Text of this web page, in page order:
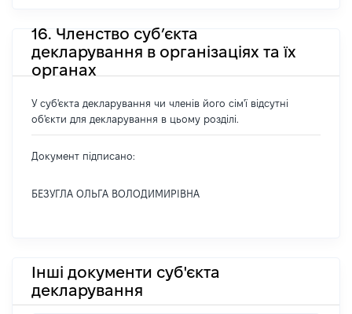
16. Членство суб’єкта
декларування в організаціях та їх
органах
У суб'єкта декларування чи членів його сім'ї відсутні
об'єкти для декларування в цьому розділі.
Документ підписано:
БЕЗУГЛА ОЛЬГА ВОЛОДИМИРІВНА
Інші документи суб'єкта
декларування